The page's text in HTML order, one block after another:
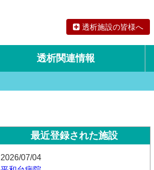
透析施設の皆様へ
透析関連情報
最近登録された施設
2026/07/04